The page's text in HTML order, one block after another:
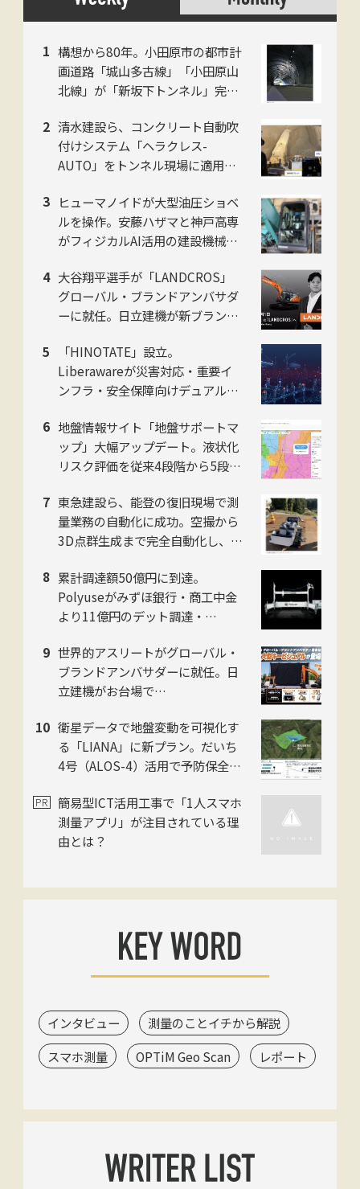
構想から80年。小田原市の都市計
画道路「城山多古線」「小田原山
北線」が「新坂下トンネル」完成
清水建設ら、コンクリート自動吹
付けシステム「ヘラクレス-
AUTO」をトンネル現場に適用。
し、均質な自動吹付けを実現
ヒューマノイドが大型油圧ショベ
ルを操作。安藤ハザマと神戸高専
がフィジカルAI活用の建設機械自
大谷翔平選手が「LANDCROS」
グローバル・ブランドアンバサダ
ーに就任。日立建機が新ブランド
「HINOTATE」設立。
Liberawareが災害対応・重要イ
ンフラ・安全保障向けデュアルユ
立
地盤情報サイト「地盤サポートマ
ップ」大幅アップデート。液状化
リスク評価を従来4段階から5段階
社
東急建設ら、能登の復旧現場で測
量業務の自動化に成功。空撮から
3D点群生成まで完全自動化し、工
累計調達額50億円に到達。
Polyuseがみずほ銀行・商工中金
より11億円のデット調達・
進化を加速
世界的アスリートがグローバル・
ブランドアンバサダーに就任。日
立建機がお台場で
発表・巨大油圧ショベル乗車体験
も
衛星データで地盤変動を可視化す
る「LIANA」に新プラン。だいち
4号（ALOS-4）活用で予防保全を
ン・日本工営の3社
簡易型ICT活用工事で「1人スマホ
測量アプリ」が注目されている理
由とは？
インタビュー
測量のことイチから解説
スマホ測量
OPTiM Geo Scan レポート